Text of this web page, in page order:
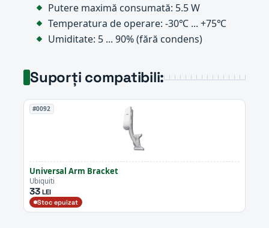
Putere maximă consumată: 5.5 W
Temperatura de operare: -30℃ ... +75℃
Umiditate: 5 ... 90% (fără condens)
Suporți compatibili:
#0092
Universal Arm Bracket
Ubiquiti
33LEI
Stoc epuizat